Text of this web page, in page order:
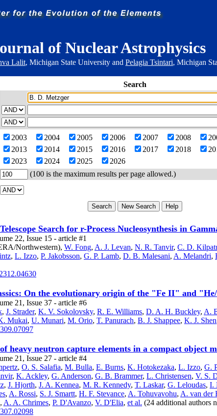
of Nuclear Astrophysics
Lalit, Michigan State University and Pelagia Tsintari, Michigan
Search
2003 2004 2005 2006 2007 2008
2013
2014 2015 2016 2017 2018
2023
2024 2025
2026
(100 is the maximum results per page allowed.)
Search for r-Process Nucleosynthesis in
22, Issue 15 - article #1
Northwestern), W. Fong, A. J. Levan, N. R. Tanvir, C. D.
, L. Izzo, P. Jakobsson, G. P. Lamb, D. B. Malesani, A. Melandri,
On the evolutionary origin of the "Fe II" and
21, Issue 37 - article #6
, J. Strader, K. V. Sokolovsky, R. E. Williams, D. A. H. Buckley, A.
Mukai, U. Munari, M. Orio, T. Panurach, B. J. Shappee, K. J. Shen
heavy neutron capture elements in a compact object
21, Issue 27 - article #4
, O. S. Salafia, M. Bulla, E. Burns, K. Hotokezaka, L. Izzo, G.
, K. Ackley, G. Anderson, G. B. Brammer, L. Christensen, V. S.
, J. Hjorth, J. A. Kennea, M. R. Kennedy, T. Laskar, G. Leloudas, I.
, A. Rossi, S. J. Smartt, H. F. Stevance, A. Tohuvavohu, A. van der
, A. A. Chrimes, P. D'Avanzo, V. D'Elia, et al. (24 additional authors